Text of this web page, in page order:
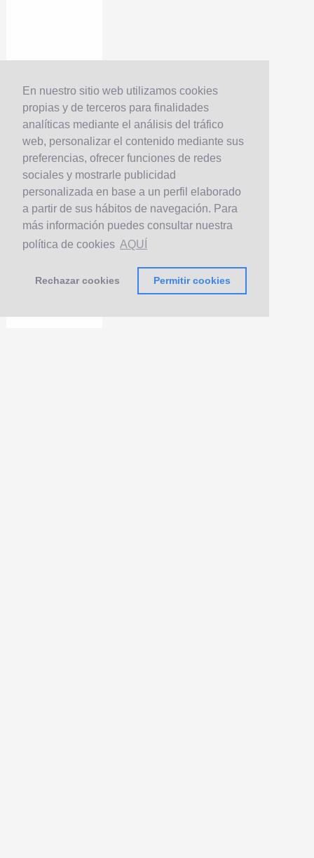
En nuestro sitio web utilizamos cookies
propias y de terceros para finalidades
analíticas mediante el análisis del tráfico
web, personalizar el contenido mediante sus
preferencias, ofrecer funciones de redes
sociales y mostrarle publicidad
personalizada en base a un perfil elaborado
a partir de sus hábitos de navegación. Para
más información puedes consultar nuestra
política de cookies AQUÍ
Rechazar cookies Permitir cookies